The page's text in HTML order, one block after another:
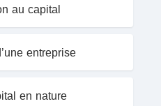
au capital
entreprise
en nature